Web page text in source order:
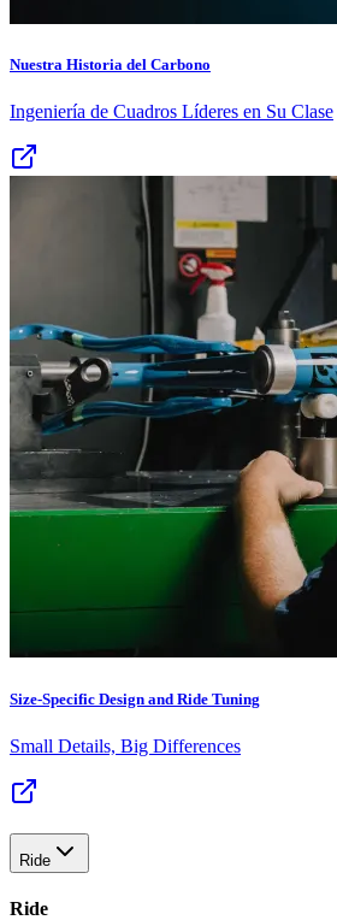
Nuestra Historia del Carbono
Ingeniería de Cuadros Líderes en Su Clase
Size-Specific Design and Ride Tuning
Small Details, Big Differences
Ride
Ride